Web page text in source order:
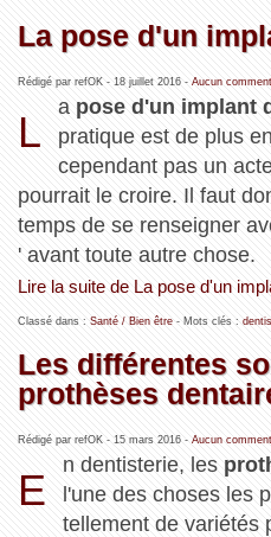
La pose d'un
Rédigé par refOK - 18 juillet 2016- Aucun
L
a pose d'un implant
pratique est de plus
cependant pas un
pourrait le croire. Il faut
temps de se renseigner
' avant toute autre chose.
Lire la suite de La pose d'un
Classé dans : Santé / Bien être- Mots clés :
Les différentes
prothèses
Rédigé par refOK - 15 mars 2016- Aucun
E
n dentisterie, les
l'une des choses les
tellement de variétés